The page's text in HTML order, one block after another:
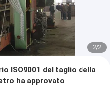
2/2
ISO9001 del taglio della
ha approvato